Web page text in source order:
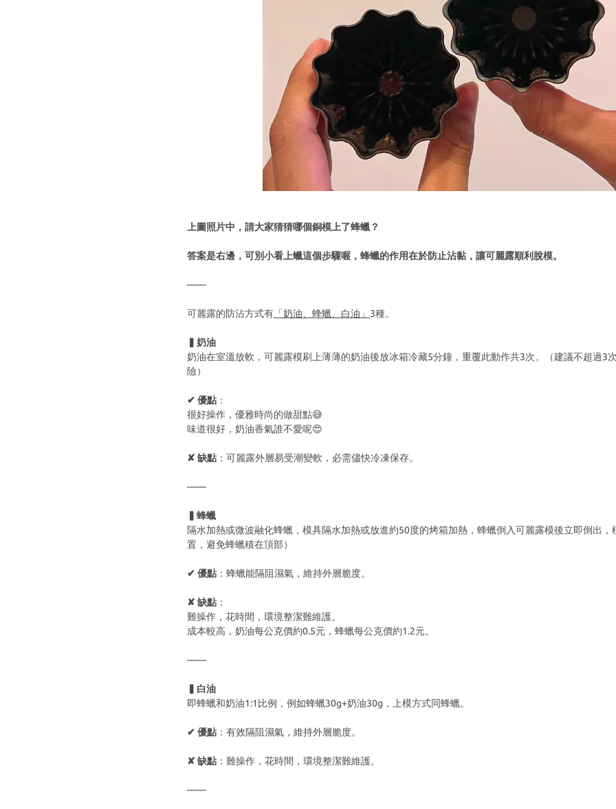
上圖照片中，請大家猜猜哪個銅模上了蜂蠟？
答案是右邊，可別小看上蠟這個步驟喔，蜂蠟的作用在於防止沾黏，讓可麗露順利脫模。
——
可麗露的防沾方式有 「奶油、蜂蠟、白油」 3種。
▍奶油
奶油在室溫放軟，可麗露模刷上薄薄的奶油後放冰箱冷藏5分鐘，重覆此動作共3次。（建議不超過3
險）
✔ 優點 ：
很好操作，優雅時尚的做甜點😅
味道很好，奶油香氣誰不愛呢😍
✘ 缺點 ：可麗露外層易受潮變軟，必需儘快冷凍保存。
——
▍蜂蠟
隔水加熱或微波融化蜂蠟，模具隔水加熱或放進約50度的烤箱加熱，蜂蠟倒入可麗露模後立即倒出，
置，避免蜂蠟積在頂部）
✔ 優點 ：蜂蠟能隔阻濕氣，維持外層脆度。
✘ 缺點 ：
難操作，花時間，環境整潔難維護。
成本較高，奶油每公克價約0.5元，蜂蠟每公克價約1.2元。
——
▍白油
即蜂蠟和奶油1:1比例，例如蜂蠟30g+奶油30g，上模方式同蜂蠟。
✔ 優點 ：有效隔阻濕氣，維持外層脆度。
✘ 缺點 ：難操作，花時間，環境整潔難維護。
——